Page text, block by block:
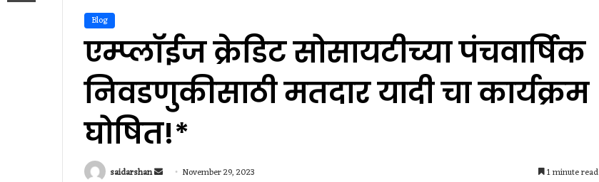
Blog
एम्प्लॉईज क्रेडिट सोसायटीच्या पंचवार्षिक
निवडणुकीसाठी मतदार यादी चा कार्यक्रम
घोषित!*
saidarshan
Send November 29, 2023 1 minute read